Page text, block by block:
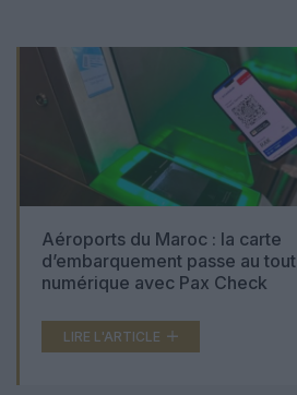
Aéroports du Maroc : la carte
d’embarquement passe au tout
numérique avec Pax Check
LIRE L'ARTICLE